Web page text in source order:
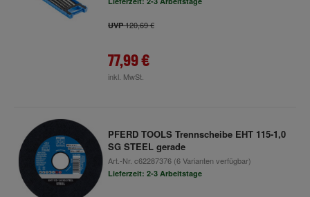
UVP120,69 €
77,99 €
inkl. MwSt.
PFERD TOOLS Trennscheibe EHT 115-1,0
SG STEEL gerade
Art.-Nr. c62287376(6 Varianten verfügbar)
Lieferzeit: 2-3 Arbeitstage